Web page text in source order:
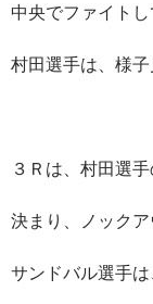
中央でファイトし
村田選手は、様子
３Ｒは、村田選
決まり、ノックア
サンドバル選手